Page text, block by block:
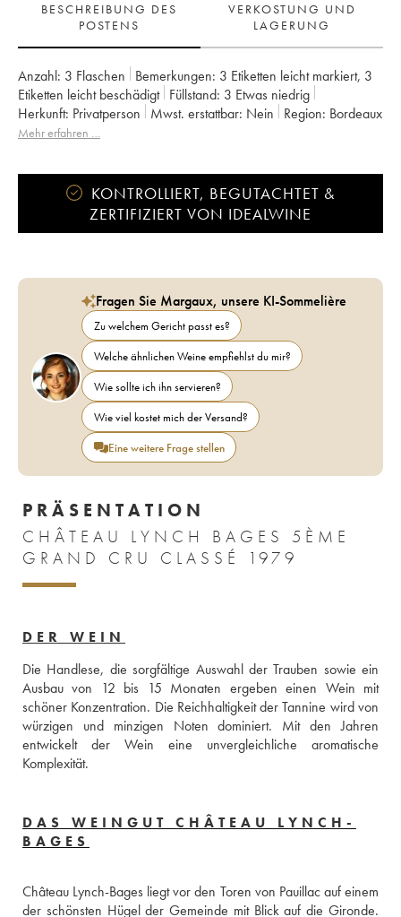
BESCHREIBUNG DES
POSTENS
VERKOSTUNG UND
LAGERUNG
Anzahl: 3 Flaschen Bemerkungen: 3 Etiketten leicht markiert, 3
Etiketten leicht beschädigt Füllstand: 3 Etwas niedrig
Herkunft:
privatperson Mwst. erstattbar: nein Region:
Bordeaux
Appellation:
Mehr erfahren …
KONTROLLIERT, BEGUTACHTET &
ZERTIFIZIERT VON IDEALWINE
Fragen Sie Margaux, unsere KI-Sommelière
Zu welchem Gericht passt es?
Welche ähnlichen Weine empfiehlst du mir?
Wie sollte ich ihn servieren?
Wie viel kostet mich der Versand?
Eine weitere Frage stellen
PRÄSENTATION
CHÂTEAU LYNCH BAGES 5ÈME
GRAND CRU CLASSÉ 1979
DER WEIN
Die Handlese, die sorgfältige Auswahl der Trauben sowie ein
Ausbau von 12 bis 15 Monaten ergeben einen Wein mit
schöner Konzentration. Die Reichhaltigkeit der Tannine wird von
würzigen und minzigen Noten dominiert. Mit den Jahren
entwickelt der Wein eine unvergleichliche aromatische
Komplexität.
DAS WEINGUT CHÂTEAU LYNCH-
BAGES
Château Lynch-Bages liegt vor den Toren von Pauillac auf einem
der schönsten Hügel der Gemeinde mit Blick auf die Gironde.